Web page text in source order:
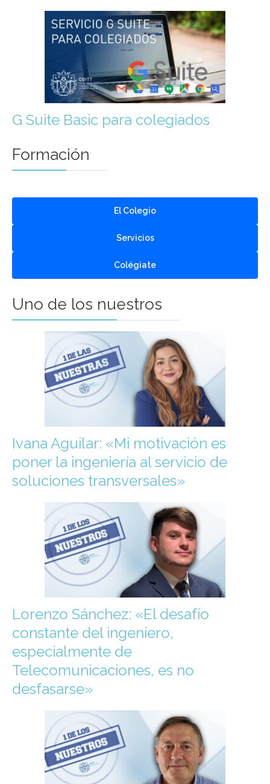
G Suite Basic para colegiados
Formación
El Colegio
Servicios
Colégiate
Uno de los nuestros
Ivana Aguilar: «Mi motivación es
poner la ingeniería al servicio de
soluciones transversales»
Lorenzo Sánchez: «El desafío
constante del ingeniero,
especialmente de
Telecomunicaciones, es no
desfasarse»